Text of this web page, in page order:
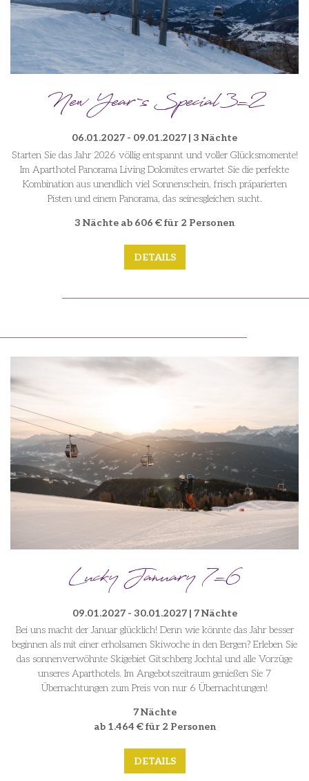
New Year`s Special 3=2
06.01.2027 - 09.01.2027 | 3 Nächte
Starten Sie das Jahr 2026 völlig entspannt und voller Glücksmomente!
Im Aparthotel Panorama Living Dolomites erwartet Sie die perfekte
Kombination aus unendlich viel Sonnenschein, frisch präparierten
Pisten und einem Panorama, das seinesgleichen sucht.
3 Nächte ab 606 € für 2 Personen
DETAILS
Lucky January 7=6
09.01.2027 - 30.01.2027 | 7 Nächte
Bei uns macht der Januar glücklich! Denn wie könnte das Jahr besser
beginnen als mit einer erholsamen Skiwoche in den Bergen? Erleben Sie
das sonnenverwöhnte Skigebiet Gitschberg Jochtal und alle Vorzüge
unseres Aparthotels. Im Angebotszeitraum genießen Sie 7
Übernachtungen zum Preis von nur 6 Übernachtungen!
7 Nächte
ab 1.464 € für 2 Personen
DETAILS